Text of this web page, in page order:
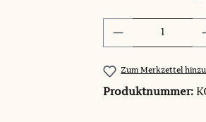
Produkt
Zum Merkzettel
Produktnummer: